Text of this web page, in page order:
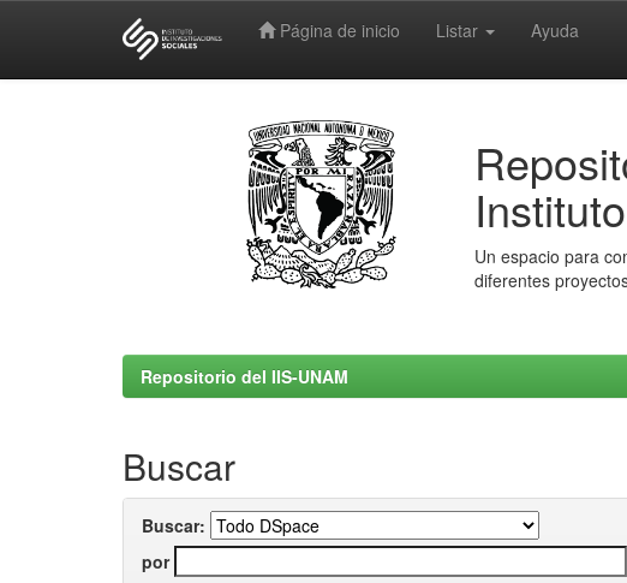
Página de inicio Listar Ayuda
Un espacio para
diferentes
Repositorio del IIS-UNAM
Buscar
Buscar:
por